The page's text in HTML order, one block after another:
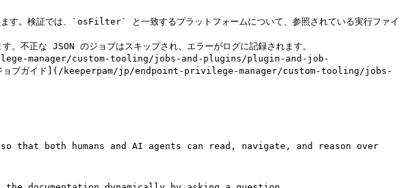
検証では、`osFilter` と一致するプラットフォームについて、参照されている実行ファイ
正な JSON のジョブはスキップされ、エラーがログに記録されます。
manager/custom-tooling/jobs-and-plugins/plugin-and-job-
タムジョブガイド](/keeperpam/jp/endpoint-privilege-manager/custom-tooling/jobs-
that both humans and AI agents can read, navigate, and reason over